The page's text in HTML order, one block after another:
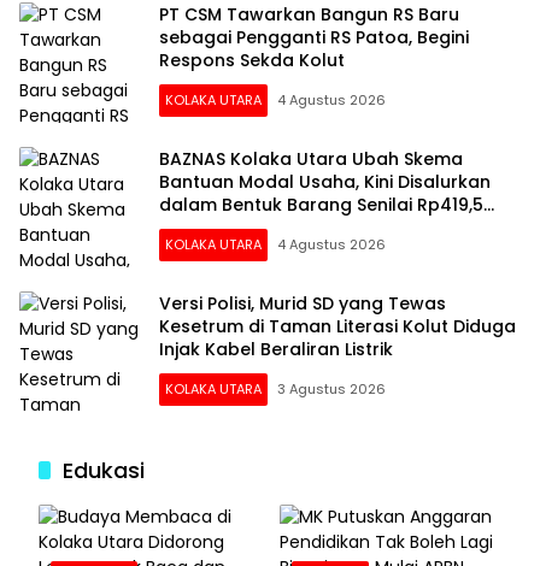
PT CSM Tawarkan Bangun RS Baru
sebagai Pengganti RS Patoa, Begini
Respons Sekda Kolut
KOLAKA UTARA 4 Agustus 2026
BAZNAS Kolaka Utara Ubah Skema
Bantuan Modal Usaha, Kini Disalurkan
dalam Bentuk Barang Senilai Rp419,5
Juta
KOLAKA UTARA 4 Agustus 2026
Versi Polisi, Murid SD yang Tewas
Kesetrum di Taman Literasi Kolut Diduga
Injak Kabel Beraliran Listrik
KOLAKA UTARA 3 Agustus 2026
Edukasi